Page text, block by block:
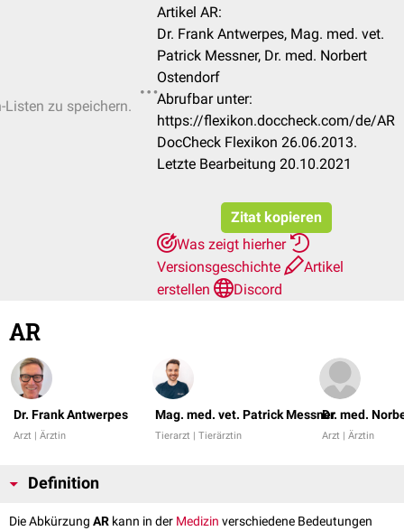
Listen zu speichern.
Artikel AR:
Dr. Frank Antwerpes, Mag. med. vet.
Patrick Messner, Dr. med. Norbert
Ostendorf
Abrufbar unter:
https://flexikon.doccheck.com/de/AR
DocCheck Flexikon 26.06.2013.
Letzte Bearbeitung 20.10.2021
Zitat kopieren
Was zeigt hierher
Versionsgeschichte
Artikel
erstellen
Discord
AR
Dr. Frank Antwerpes
Arzt | Ärztin
Mag. med. vet. Patrick Messner
Tierarzt | Tierärztin
Dr. med.
Arzt | Ärztin
Definition
Die Abkürzung AR kann in der Medizin verschiedene Bedeutungen